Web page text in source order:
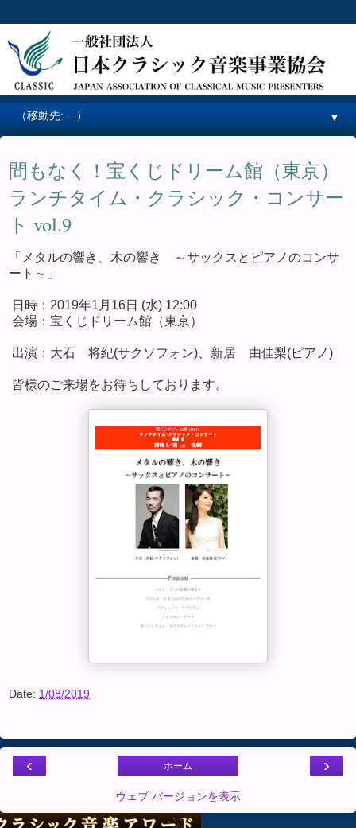
▼
間もなく！宝くじドリーム館（東京）
ランチタイム・クラシック・コンサー
ト vol.9
「メタルの響き、木の響き ～サックスとピアノのコンサ
ート～」
日時：2019年1月16日 (水) 12:00
会場：宝くじドリーム館（東京）
出演：大石 将紀(サクソフォン)、新居 由佳梨(ピアノ)
皆様のご来場をお待ちしております。
Date: 1/08/2019
‹ ›
ホーム
ウェブ バージョンを表示